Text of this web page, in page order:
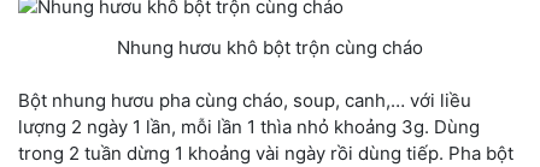
Nhung hươu khô bột trộn cùng cháo
Bột nhung hươu pha cùng cháo, soup, canh,… với liều
lượng 2 ngày 1 lần, mỗi lần 1 thìa nhỏ khoảng 3g. Dùng
trong 2 tuần dừng 1 khoảng vài ngày rồi dùng tiếp. Pha bột